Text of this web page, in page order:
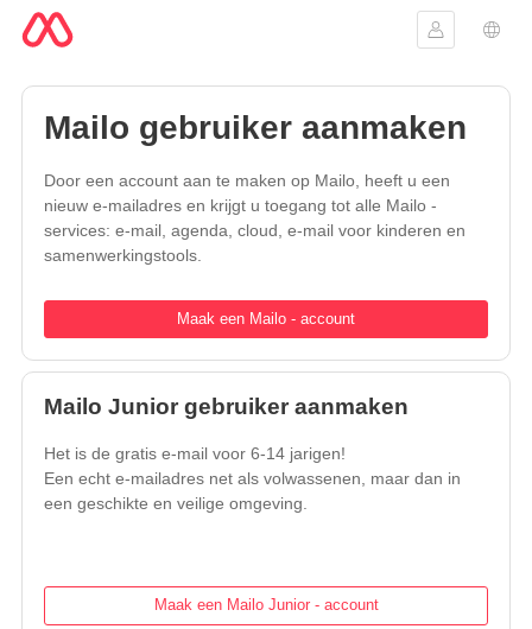
Aanmelden
Taal
Mailo gebruiker aanmaken
Door een account aan te maken op Mailo, heeft u een
nieuw e-mailadres en krijgt u toegang tot alle Mailo -
services: e-mail, agenda, cloud, e-mail voor kinderen en
samenwerkingstools.
Maak een Mailo - account
Mailo Junior gebruiker aanmaken
Het is de gratis e-mail voor 6-14 jarigen!
Een echt e-mailadres net als volwassenen, maar dan in
een geschikte en veilige omgeving.
Maak een Mailo Junior - account